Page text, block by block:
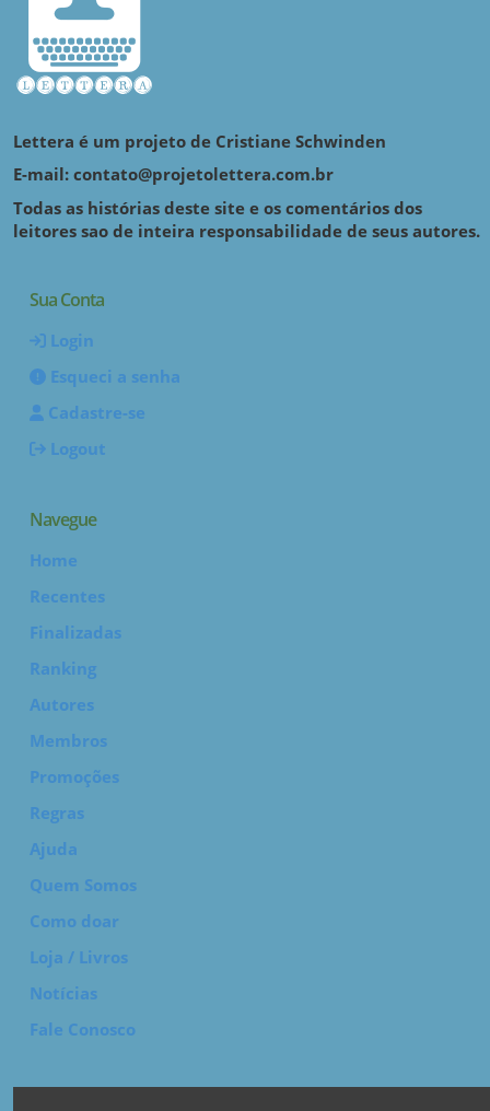
Lettera é um projeto de Cristiane Schwinden
E-mail: contato@projetolettera.com.br
Todas as histórias deste site e os comentários dos
leitores sao de inteira responsabilidade de seus autores.
Sua Conta
Login
Esqueci a senha
Cadastre-se
Logout
Navegue
Home
Recentes
Finalizadas
Ranking
Autores
Membros
Promoções
Regras
Ajuda
Quem Somos
Como doar
Loja / Livros
Notícias
Fale Conosco